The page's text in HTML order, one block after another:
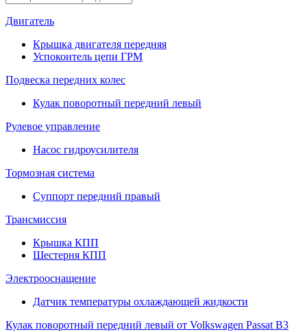
Двигатель
Крышка двигателя передняя
Успокоитель цепи ГРМ
Подвеска передних колес
Кулак поворотный передний левый
Рулевое управление
Насос гидроусилителя
Тормозная система
Суппорт передний правый
Трансмиссия
Крышка КПП
Шестерня КПП
Электрооснащение
Датчик температуры охлаждающей жидкости
Кулак поворотный передний левый от Volkswagen Passat B3